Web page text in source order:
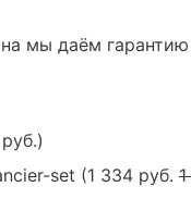
мы даём
)
set (1 334 руб.